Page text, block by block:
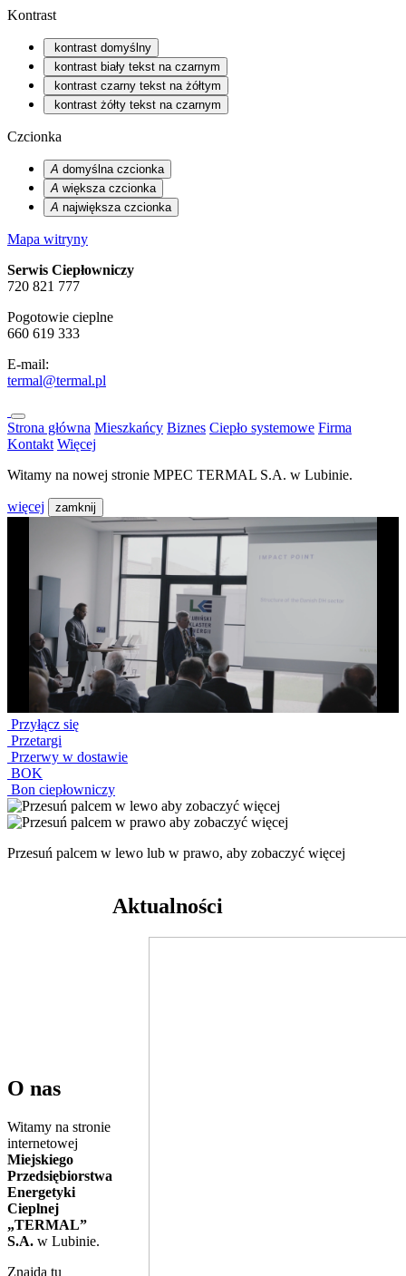
Kontrast
kontrast domyślny
kontrast biały tekst na czarnym
kontrast czarny tekst na żółtym
kontrast żółty tekst na czarnym
Czcionka
A domyślna czcionka
A większa czcionka
A największa czcionka
Mapa witryny
Serwis Ciepłowniczy
720 821 777
Pogotowie cieplne
660 619 333
E-mail:
termal@termal.pl
Strona główna Mieszkańcy Biznes Ciepło systemowe Firma
Kontakt Więcej
Witamy na nowej stronie MPEC TERMAL S.A. w Lubinie.
więcej zamknij
Przyłącz się
Przetargi
Przerwy w dostawie
BOK
Bon ciepłowniczy
Przesuń palcem w lewo lub w prawo, aby zobaczyć więcej
O nas
Witamy na stronie
internetowej
Miejskiego
Przedsiębiorstwa
Energetyki
Cieplnej
„TERMAL”
S.A. w Lubinie.
Znajdą tu
Aktualności